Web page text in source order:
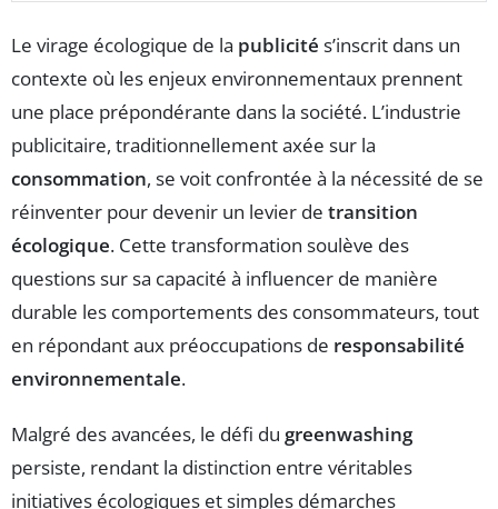
Le virage écologique de la publicité s’inscrit dans un
contexte où les enjeux environnementaux prennent
une place prépondérante dans la société. L’industrie
publicitaire, traditionnellement axée sur la
consommation, se voit confrontée à la nécessité de se
réinventer pour devenir un levier de transition
écologique. Cette transformation soulève des
questions sur sa capacité à influencer de manière
durable les comportements des consommateurs, tout
en répondant aux préoccupations de responsabilité
environnementale.
Malgré des avancées, le défi du greenwashing
persiste, rendant la distinction entre véritables
initiatives écologiques et simples démarches